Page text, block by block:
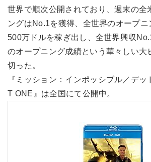
世界で順次公開されており、週末の全
ングはNo.1を獲得、全世界のオープ
500万ドルを稼ぎ出し、全世界興収
のオープニング成績という華々しい大
切った。
『ミッション：インポッシブル／デッ
T ONE』は全国にて公開中。